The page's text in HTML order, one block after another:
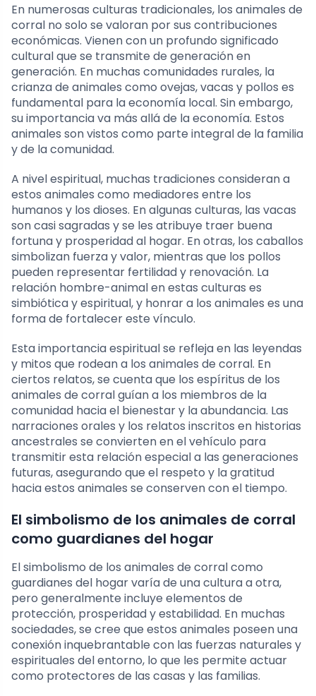
En numerosas culturas tradicionales, los animales de
corral no solo se valoran por sus contribuciones
económicas. Vienen con un profundo significado
cultural que se transmite de generación en
generación. En muchas comunidades rurales, la
crianza de animales como ovejas, vacas y pollos es
fundamental para la economía local. Sin embargo,
su importancia va más allá de la economía. Estos
animales son vistos como parte integral de la familia
y de la comunidad.
A nivel espiritual, muchas tradiciones consideran a
estos animales como mediadores entre los
humanos y los dioses. En algunas culturas, las vacas
son casi sagradas y se les atribuye traer buena
fortuna y prosperidad al hogar. En otras, los caballos
simbolizan fuerza y valor, mientras que los pollos
pueden representar fertilidad y renovación. La
relación hombre-animal en estas culturas es
simbiótica y espiritual, y honrar a los animales es una
forma de fortalecer este vínculo.
Esta importancia espiritual se refleja en las leyendas
y mitos que rodean a los animales de corral. En
ciertos relatos, se cuenta que los espíritus de los
animales de corral guían a los miembros de la
comunidad hacia el bienestar y la abundancia. Las
narraciones orales y los relatos inscritos en historias
ancestrales se convierten en el vehículo para
transmitir esta relación especial a las generaciones
futuras, asegurando que el respeto y la gratitud
hacia estos animales se conserven con el tiempo.
El simbolismo de los animales de corral
como guardianes del hogar
El simbolismo de los animales de corral como
guardianes del hogar varía de una cultura a otra,
pero generalmente incluye elementos de
protección, prosperidad y estabilidad. En muchas
sociedades, se cree que estos animales poseen una
conexión inquebrantable con las fuerzas naturales y
espirituales del entorno, lo que les permite actuar
como protectores de las casas y las familias.